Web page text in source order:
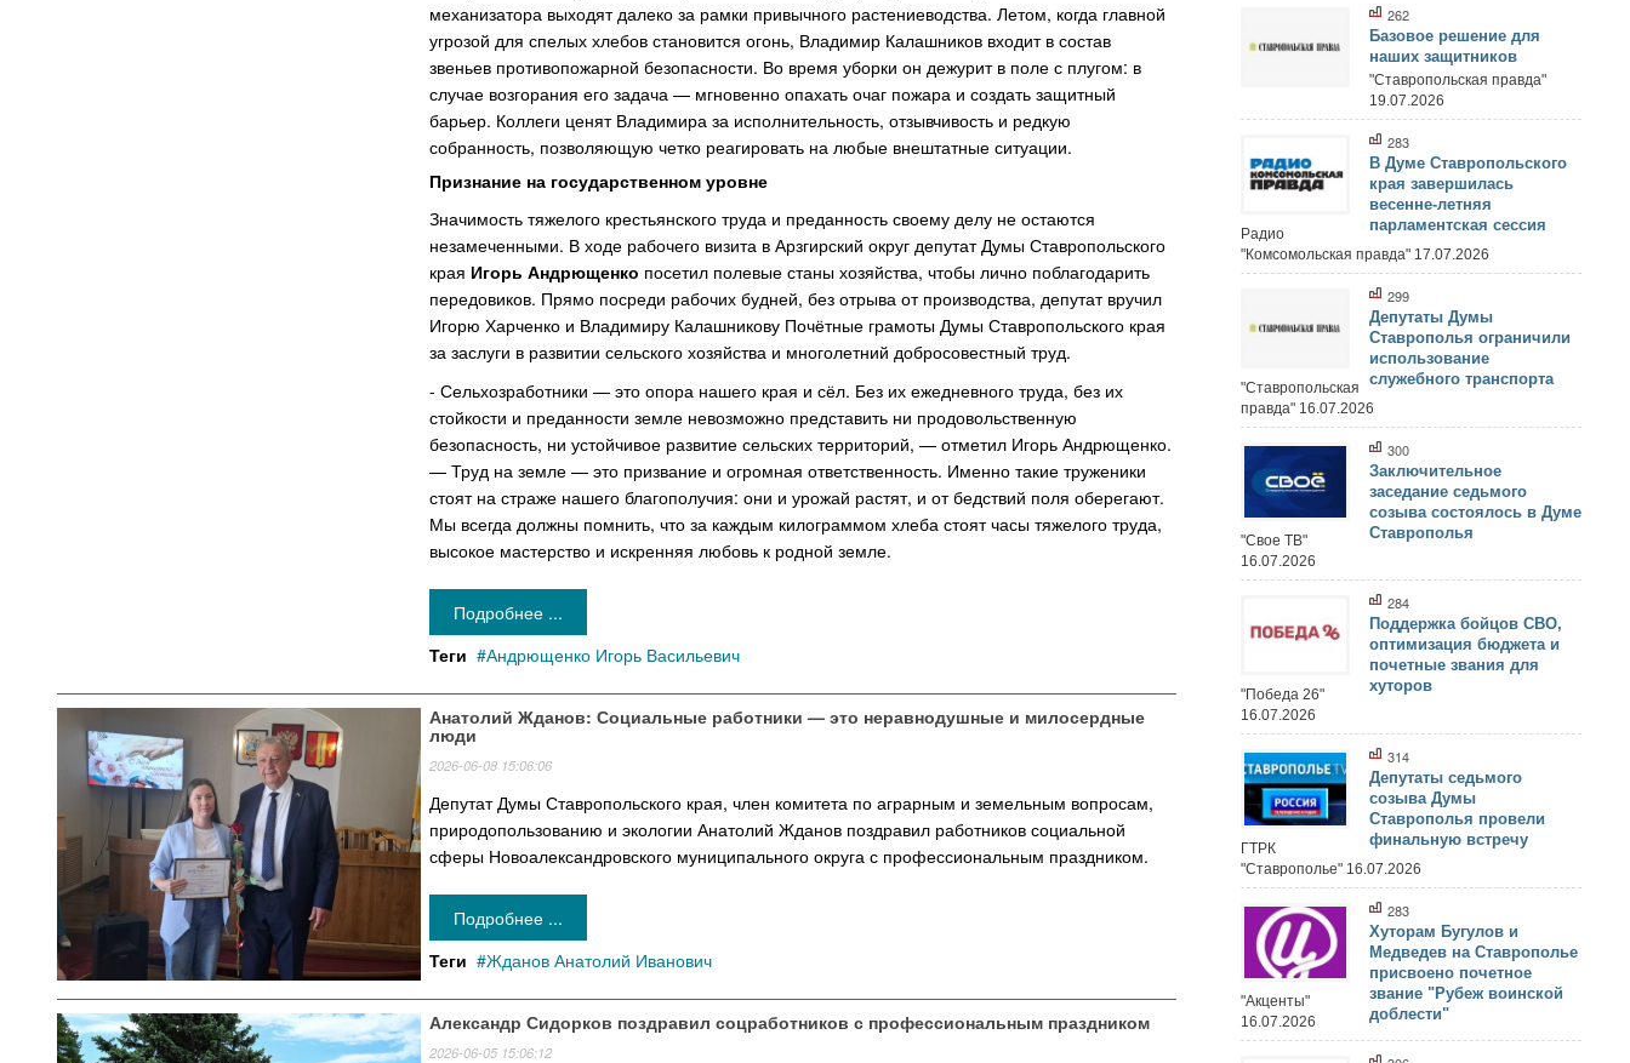
механизатора выходят далеко за рамки привычного растениеводства. Летом, когда главной
угрозой для спелых хлебов становится огонь, Владимир Калашников входит в состав
звеньев противопожарной безопасности. Во время уборки он дежурит в поле с плугом: в
случае возгорания его задача — мгновенно опахать очаг пожара и создать защитный
барьер. Коллеги ценят Владимира за исполнительность, отзывчивость и редкую
собранность, позволяющую четко реагировать на любые внештатные ситуации.
Признание на государственном уровне
Значимость тяжелого крестьянского труда и преданность своему делу не остаются
незамеченными. В ходе рабочего визита в Арзгирский округ депутат Думы Ставропольского
края Игорь Андрющенко посетил полевые станы хозяйства, чтобы лично поблагодарить
передовиков. Прямо посреди рабочих будней, без отрыва от производства, депутат вручил
Игорю Харченко и Владимиру Калашникову Почётные грамоты Думы Ставропольского края
за заслуги в развитии сельского хозяйства и многолетний добросовестный труд.
- Сельхозработники — это опора нашего края и сёл. Без их ежедневного труда, без их
стойкости и преданности земле невозможно представить ни продовольственную
безопасность, ни устойчивое развитие сельских территорий, — отметил Игорь Андрющенко.
— Труд на земле — это призвание и огромная ответственность. Именно такие труженики
стоят на страже нашего благополучия: они и урожай растят, и от бедствий поля оберегают.
Мы всегда должны помнить, что за каждым килограммом хлеба стоят часы тяжелого труда,
высокое мастерство и искренняя любовь к родной земле.
Подробнее ...
Теги
Андрющенко Игорь Васильевич
Анатолий Жданов: Социальные работники — это неравнодушные и милосердные
люди
2026-06-08 15:06:06
Депутат Думы Ставропольского края, член комитета по аграрным и земельным вопросам,
природопользованию и экологии Анатолий Жданов поздравил работников социальной
сферы Новоалександровского муниципального округа с профессиональным праздником.
Подробнее ...
Теги
Жданов Анатолий Иванович
Александр Сидорков поздравил соцработников с профессиональным праздником
2026-06-05 15:06:12
262
Базовое решение для
наших защитников
"Ставропольская правда"
19.07.2026
283
В Думе Ставропольского
края завершилась
весенне-летняя
парламентская сессия
Радио
"Комсомольская правда" 17.07.2026
299
Депутаты Думы
Ставрополья ограничили
использование
служебного транспорта
"Ставропольская
правда" 16.07.2026
300
Заключительное
заседание седьмого
созыва состоялось в Думе
Ставрополья
"Свое ТВ"
16.07.2026
284
Поддержка бойцов СВО,
оптимизация бюджета и
почетные звания для
хуторов
"Победа 26"
16.07.2026
314
Депутаты седьмого
созыва Думы
Ставрополья провели
финальную встречу
ГТРК
"Ставрополье" 16.07.2026
283
Хуторам Бугулов и
Медведев на Ставрополье
присвоено почетное
звание "Рубеж воинской
доблести"
"Акценты"
16.07.2026